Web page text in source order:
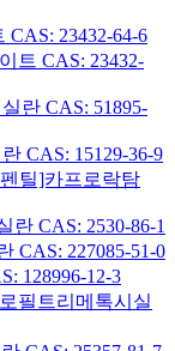
23432-64-6
트 CAS: 23432-
란 CAS: 51895-
CAS: 15129-36-9
틸]카프로락탐
CAS: 2530-86-1
CAS: 227085-51-0
128996-12-3
필트리메톡시실